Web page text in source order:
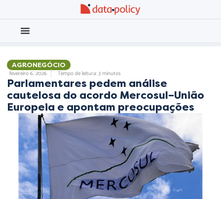
AGRONEGÓCIO
fevereiro 6, 2026 Tempo de leitura: 3 minutos
Parlamentares pedem análise
cautelosa do acordo Mercosul–União
Europeia e apontam preocupações